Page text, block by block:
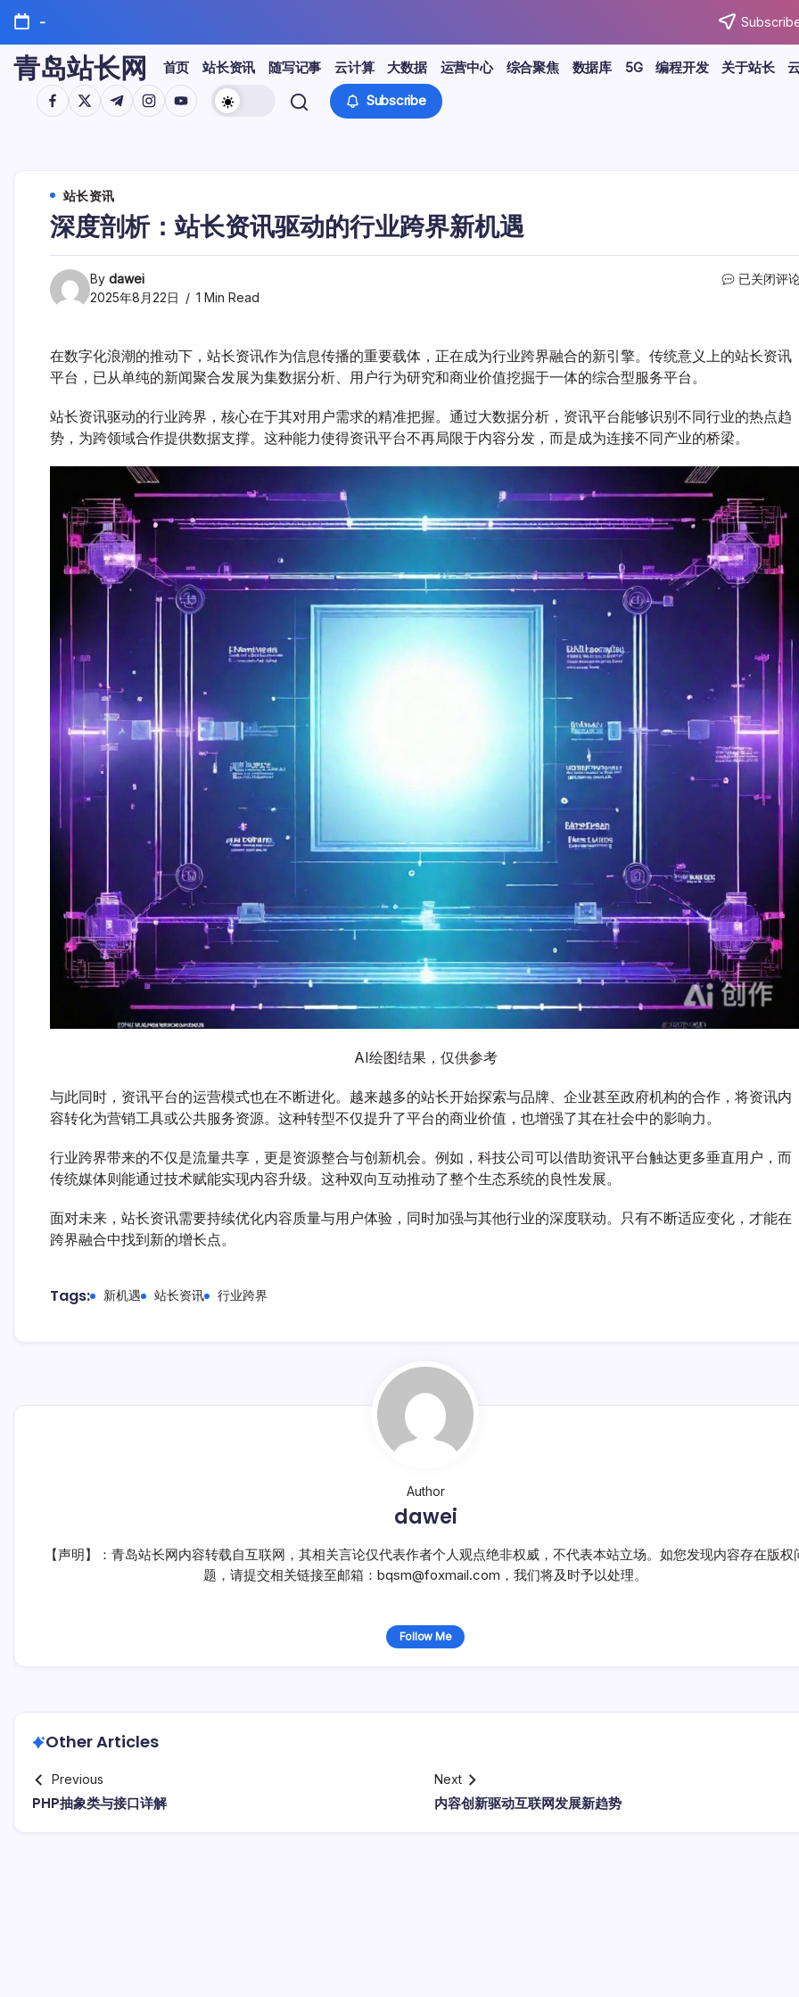
Skip
content
-
青岛站长网 首页 站长资讯 随写记事 云计算 大数据 运营中心 综合聚焦 数据库 5G 编程开发 关于站长
https://www.facebook.com/
https://twitter.com/
https://t.me/
https://www.instagram.com/
https://youtube.com/ Subscribe
站长资讯
深度剖析：站长资讯驱动的行业跨界新机遇
By dawei
2025年8月22日
1 Min Read
深
站
讯
驱
动
的
业
跨
界
新
机
已关闭评
在数字化浪潮的推动下，站长资讯作为信息传播的重要载体，正在成为行业跨界融合的新引擎。传统意义上的站长资讯
平台，已从单纯的新闻聚合发展为集数据分析、用户行为研究和商业价值挖掘于一体的综合型服务平台。
站长资讯驱动的行业跨界，核心在于其对用户需求的精准把握。通过大数据分析，资讯平台能够识别不同行业的热点趋
势，为跨领域合作提供数据支撑。这种能力使得资讯平台不再局限于内容分发，而是成为连接不同产业的桥梁。
AI绘图结果，仅供参考
与此同时，资讯平台的运营模式也在不断进化。越来越多的站长开始探索与品牌、企业甚至政府机构的合作，将资讯内
容转化为营销工具或公共服务资源。这种转型不仅提升了平台的商业价值，也增强了其在社会中的影响力。
行业跨界带来的不仅是流量共享，更是资源整合与创新机会。例如，科技公司可以借助资讯平台触达更多垂直用户，而
传统媒体则能通过技术赋能实现内容升级。这种双向互动推动了整个生态系统的良性发展。
面对未来，站长资讯需要持续优化内容质量与用户体验，同时加强与其他行业的深度联动。只有不断适应变化，才能在
跨界融合中找到新的增长点。
Tags: 新机遇 站长资讯 行业跨界
Author
dawei
【声明】：青岛站长网内容转载自互联网，其相关言论仅代表作者个人观点绝非权威，不代表本站立场。如您发现内容存在版权
题，请提交相关链接至邮箱：bqsm@foxmail.com，我们将及时予以处理。
Follow Me
Other Articles
Previous
PHP抽象类与接口详解
Next
内容创新驱动互联网发展新趋势